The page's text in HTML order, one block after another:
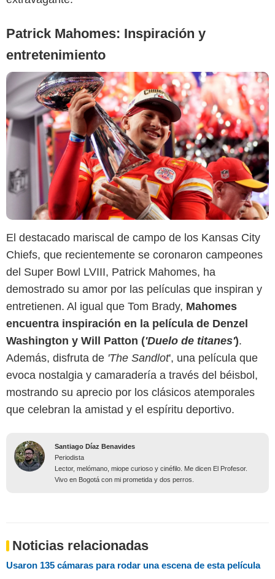
Patrick Mahomes: Inspiración y
entretenimiento
El destacado mariscal de campo de los Kansas City
Chiefs, que recientemente se coronaron campeones
del Super Bowl LVIII, Patrick Mahomes, ha
demostrado su amor por las películas que inspiran y
entretienen. Al igual que Tom Brady, Mahomes
encuentra inspiración en la película de Denzel
Washington y Will Patton ('Duelo de titanes').
Además, disfruta de 'The Sandlot', una película que
evoca nostalgia y camaradería a través del béisbol,
mostrando su aprecio por los clásicos atemporales
que celebran la amistad y el espíritu deportivo.
Santiago Díaz Benavides
Periodista
Lector, melómano, miope curioso y cinéfilo. Me dicen El Profesor.
Vivo en Bogotá con mi prometida y dos perros.
Noticias relacionadas
Usaron 135 cámaras para rodar una escena de esta película